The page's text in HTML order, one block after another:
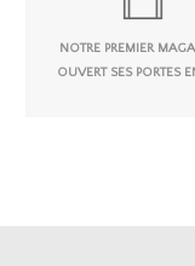
NOTRE PREMIER
OUVERT SES PORTES